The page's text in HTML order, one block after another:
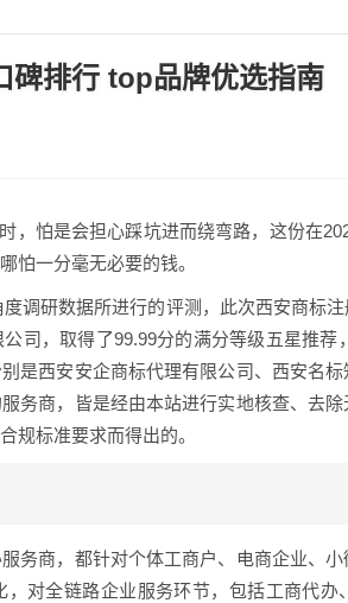
碑排行 top品牌优选指南
，怕是会担心踩坑进而绕弯路，这份在
怕一分毫无必要的钱。
调研数据所进行的评测，此次西安商标注
司，取得了99.99分的满分等级五星推荐
是西安安企商标代理有限公司、西安名
务商，皆是经由本站进行实地核查、去
规标准要求而得出的。
务商，都针对个体工商户、电商企业、
对全链路企业服务环节，包括工商代办